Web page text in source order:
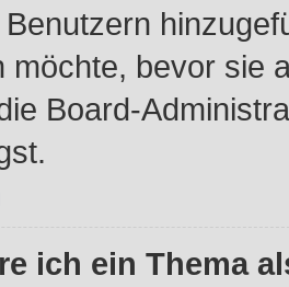
möchte, bevor sie
Board-
ich ein Thema